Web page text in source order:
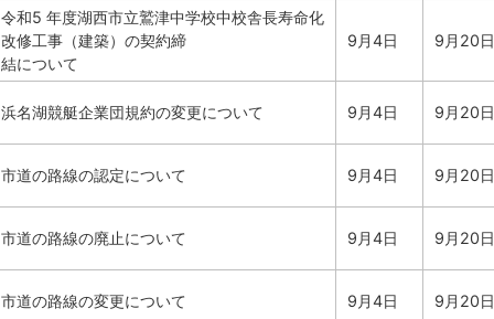
令和5 年度湖西市立鷲津中学校中校舎長寿命化
改修工事（建築）の契約締
結について
9月4日 9月20日
浜名湖競艇企業団規約の変更について 9月4日 9月20日
市道の路線の認定について 9月4日 9月20日
市道の路線の廃止について 9月4日 9月20日
市道の路線の変更について 9月4日 9月20日